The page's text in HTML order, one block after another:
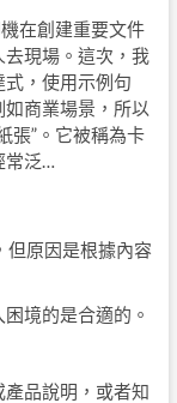
在創建重要文件
現場。這次，我
，使用示例句
商業場景，所以
張”。它被稱為卡
泛…
但原因是根據內容
境的是合適的。
品說明，或者知